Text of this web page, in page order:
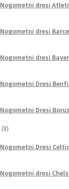
Nogometni dresi
Nogometni dresi
Nogometni dresi
Nogometni Dresi
Nogometni Dresi
88
Nogometni Dresi
Nogometni dresi